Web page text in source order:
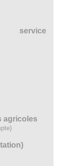
service
agricoles